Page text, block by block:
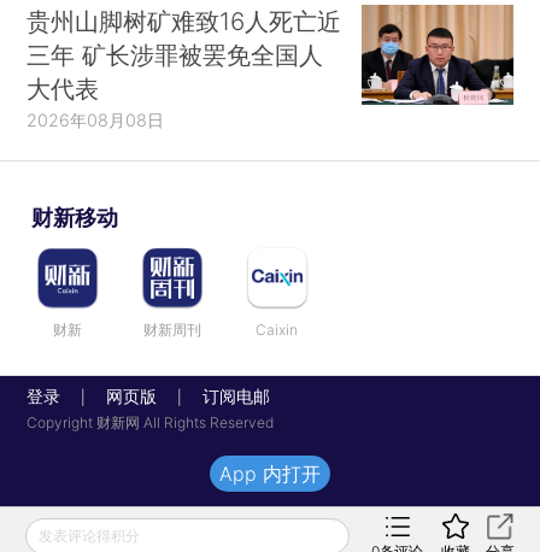
贵州山脚树矿难致16人死亡近
三年 矿长涉罪被罢免全国人
大代表
2026年08月08日
财新移动
财新 财新周刊 Caixin
登录 网页版 订阅电邮
Copyright 财新网 All Rights Reserved
发表评论得积分
App 内打开